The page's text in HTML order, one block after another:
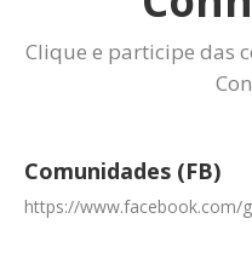
Clique e participe das
Comunidades (FB)
https://www.facebook.com/